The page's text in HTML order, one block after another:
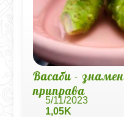
Васаби -
приправа
5/11/2023
1,05K